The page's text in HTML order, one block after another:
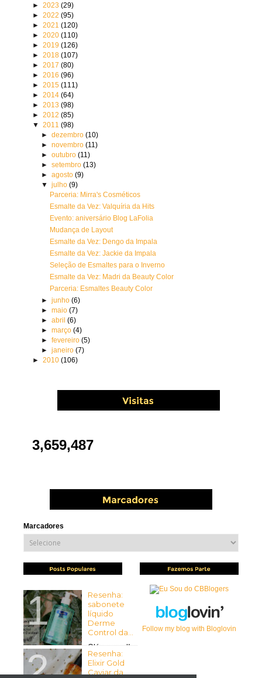
►2023(29)
►2022(95)
►2021(120)
►2020(110)
►2019(126)
►2018(107)
►2017(80)
►2016(96)
►2015(111)
►2014(64)
►2013(98)
►2012(85)
▼2011(98)
► dezembro (10)
► novembro (11)
► outubro (11)
► setembro (13)
► agosto (9)
▼ julho (9)
Parceria: Mirra's Cosméticos
Esmalte da Vez: Valquíria da Hits
Evento: aniversário Blog LaFolia
Mudança de Layout
Esmalte da Vez: Dengo da Impala
Esmalte da Vez: Jackie da Impala
Seleção de Esmaltes para o Inverno
Esmalte da Vez: Madri da Beauty Color
Parceria: Esmaltes Beauty Color
► junho (6)
► maio (7)
► abril (6)
► março (4)
► fevereiro (5)
► janeiro (7)
►2010(106)
3,659,487
Marcadores
Resenha:
sabonete
líquido
Derme
Control da...
Olá pessoal!
Tudo bem com vocês? Espero
que sim ...
Resenha:
Elixir Gold
Caviar da
Follow my blog with Bloglovin